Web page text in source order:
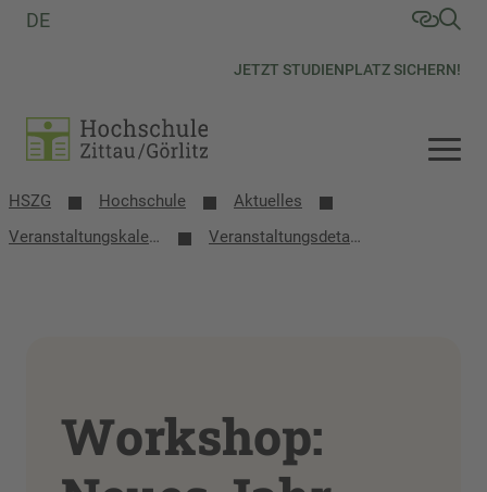
JETZT STUDIENPLATZ SICHERN!
DE
HSZG Hochschule
Aktuelles
Veranstaltungs­kalender
Veranstaltungsdetails
Workshop: